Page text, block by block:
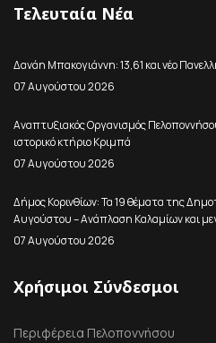
Τελευταία Νέα
Δανάη Μπακογιάννη: 13,61 και νέο
07 Αυγούστου 2026
Αναπτυξιακός Οργανισμός
ιστορικό κτήριο Κριμπά
07 Αυγούστου 2026
Δήμος Κορινθίων: Τα 19 θέματα της
Αυγούστου – Ανάπλαση Καλαμίων και
07 Αυγούστου 2026
Χρήσιμοι Σύνδεσμοι
Περιφέρεια Πελοποννήσου